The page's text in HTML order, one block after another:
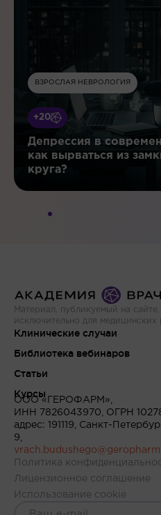
ВЗРОСЛАЯ НЕВРОЛОГИЯ
+20
Депрессия в
как вырваться из
круга?
Материал, публикуемый на сайте,
исключительно для медицинских
Клинические случаи
Библиотека вебинаров
Статьи
Курсы
ООО «ГЕРОФАРМ»,
ИНН 7826043970, ОГРН
адрес: 191119, Санкт-
9,
Политика
Лицензионное соглашение
Использование cookie